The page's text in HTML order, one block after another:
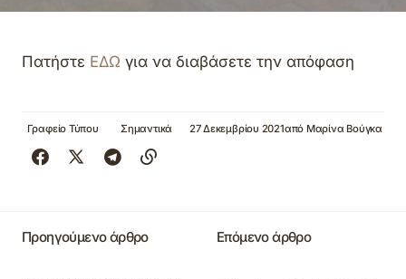
Πατήστε ΕΔΩ για να διαβάσετε την απόφαση
Γραφείο Τύπου Σημαντικά 27 Δεκεμβρίου 2021από Μαρίνα Βούγκα
Προηγούμενο άρθρο Επόμενο άρθρο